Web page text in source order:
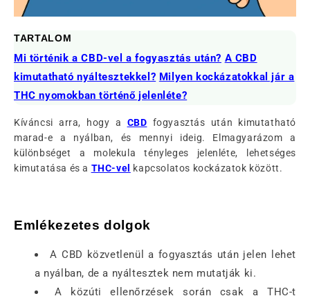
TARTALOM
Mi történik a CBD-vel a fogyasztás után? A CBD
kimutatható nyáltesztekkel? Milyen kockázatokkal jár a
THC nyomokban történő jelenléte?
Kíváncsi arra, hogy a CBD fogyasztás után kimutatható
marad-e a nyálban, és mennyi ideig. Elmagyarázom a
különbséget a molekula tényleges jelenléte, lehetséges
kimutatása és a THC-vel kapcsolatos kockázatok között.
Emlékezetes dolgok
A CBD közvetlenül a fogyasztás után jelen lehet
a nyálban, de a nyáltesztek nem mutatják ki.
A közúti ellenőrzések során csak a THC-t